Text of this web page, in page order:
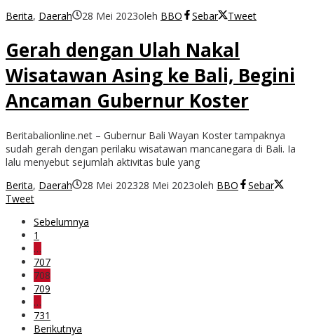
Berita, Daerah 28 Mei 2023oleh BBO Sebar Tweet
Gerah dengan Ulah Nakal
Wisatawan Asing ke Bali, Begini
Ancaman Gubernur Koster
Beritabalionline.net – Gubernur Bali Wayan Koster tampaknya
sudah gerah dengan perilaku wisatawan mancanegara di Bali. Ia
lalu menyebut sejumlah aktivitas bule yang
Berita, Daerah 28 Mei 202328 Mei 2023oleh BBO
Sebar
Tweet
Sebelumnya
1
…
707
708
709
…
731
Berikutnya